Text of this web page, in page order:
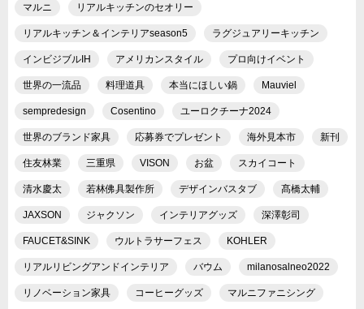
マルニ リアルキッチンのセオリー
リアルキッチン＆インテリアseason5 ラグジュアリーキッチン
インビジブルIH アメリカンスタイル プロ向けイベント
世界の一流品 料理道具 本当にほしい鍋 Mauviel
sempredesign Cosentino ユーロクチーナ2024
世界のブランド家具 応募券でプレゼント 海外見本市 新刊
住友林業 三重県 VISON お盆 スカイコート
清水慶太 若林佛具製作所 デザインバスタブ 髙橋太輔
JAXSON ジャクソン インテリアグッズ 深澤彰司
FAUCET&SINK ウルトラサーフェス KOHLER
リアルリビングアンドインテリア バウム milanosalneo2022
リノベーション家具 コーヒーグッズ マルニファニシング